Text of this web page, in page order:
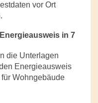
vor Ort
in 7
die Unterlagen
Energieausweis
Wohngebäude